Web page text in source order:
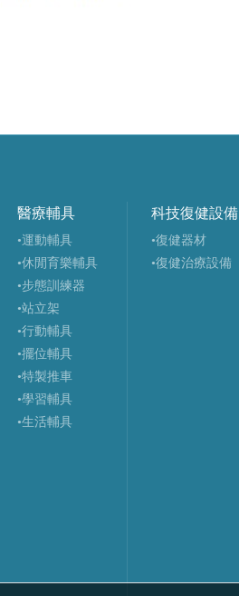
醫療輔具
•運動輔具
•休閒育樂輔具
•步態訓練器
•站立架
•行動輔具
•擺位輔具
•特製推車
•學習輔具
•生活輔具
科技復健設備
•復健器材
•復健治療設備